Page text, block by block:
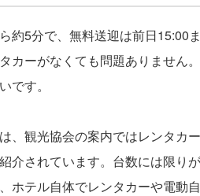
約5分で、無料送迎は前日15:00
カーがなくても問題ありません
です。
、観光協会の案内ではレンタカ
介されています。台数には限り
ホテル自体でレンタカーや電動